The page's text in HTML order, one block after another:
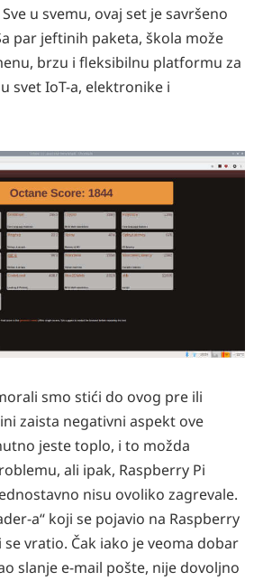
u svemu, ovaj set je savršeno
par jeftinih paketa, škola može
brzu i fleksibilnu platformu za
svet IoT-a, elektronike i
smo stići do ovog pre ili
zaista negativni aspekt ove
jeste toplo, i to možda
ali ipak, Raspberry Pi
nisu ovoliko zagrevale.
a“ koji se pojavio na Raspberry
se vratio. Čak iako je veoma dobar
slanje e-mail pošte, nije dovoljno